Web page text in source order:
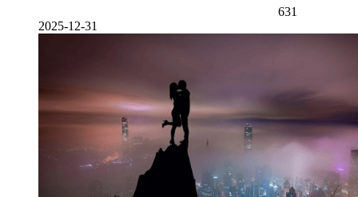
631
2025-12-31